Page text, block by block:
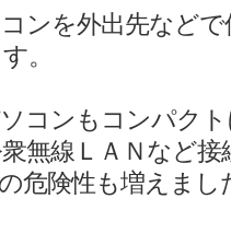
ンを外出先など
。
コンもコンパク
無線ＬＡＮなど
危険性も増えまし